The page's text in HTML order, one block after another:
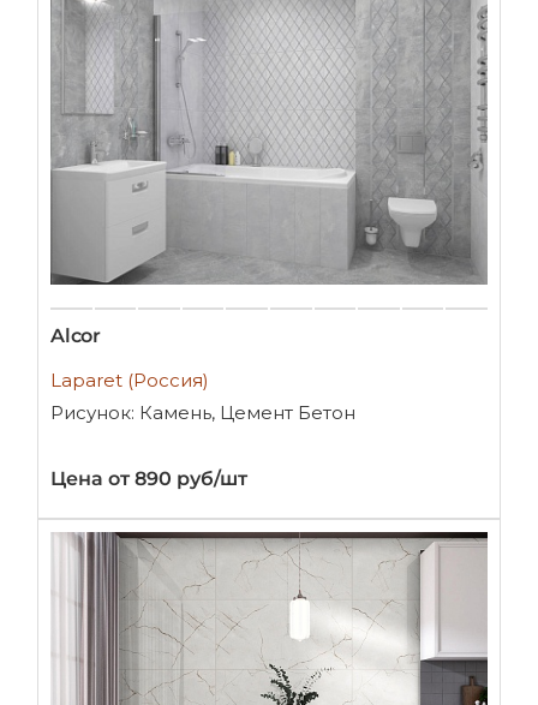
Alcor
Laparet (Россия)
Рисунок: Камень, Цемент Бетон
Цена от 890 руб/шт